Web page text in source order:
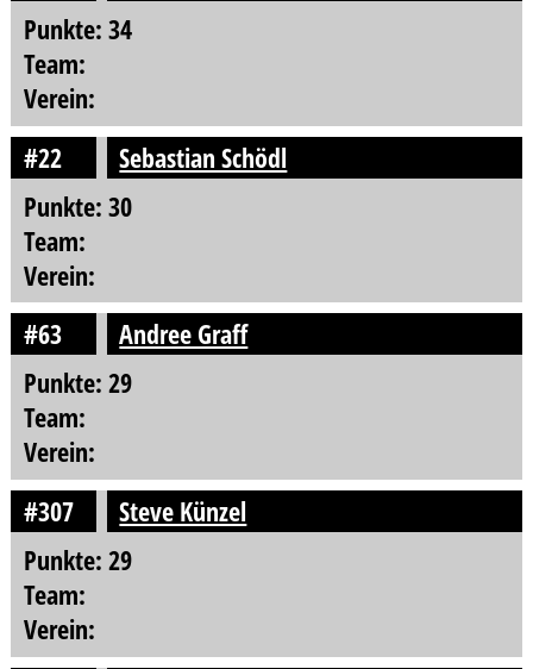
Punkte: 34
Team:
Verein:
#22
Sebastian Schödl
Punkte: 30
Team:
Verein:
#63
Andree Graff
Punkte: 29
Team:
Verein:
#307
Steve Künzel
Punkte: 29
Team:
Verein: